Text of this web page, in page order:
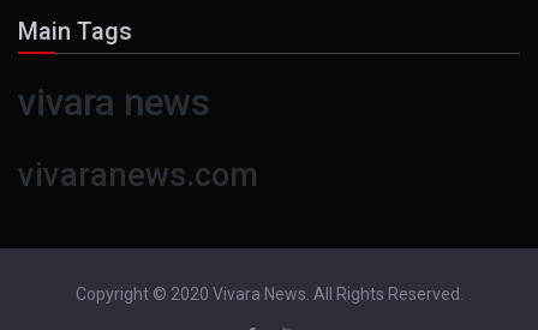
Main Tags
vivara news
vivaranews.com
Copyright © 2020 Vivara News. All Rights Reserved.